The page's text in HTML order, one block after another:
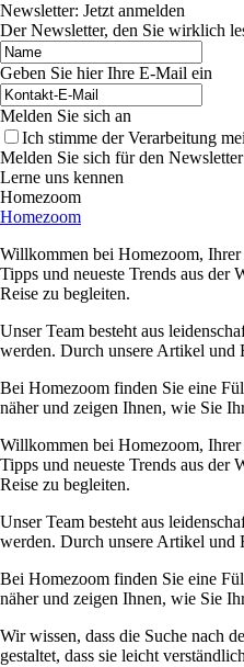
Newsletter: Jetzt anmelden
Der Newsletter, den Sie wirklich
Geben Sie hier Ihre E-Mail ein
Melden Sie sich an
Ich stimme der Verarbeitung
Melden Sie sich für den
Lerne uns kennen
Homezoom
Homezoom
Willkommen bei Homezoom,
Tipps und neueste Trends aus
Reise zu begleiten.
Unser Team besteht aus
werden. Durch unsere Artikel und
Bei Homezoom finden Sie eine
näher und zeigen Ihnen, wie Sie
Willkommen bei Homezoom,
Tipps und neueste Trends aus
Reise zu begleiten.
Unser Team besteht aus
werden. Durch unsere Artikel und
Bei Homezoom finden Sie eine
näher und zeigen Ihnen, wie Sie
Wir wissen, dass die Suche nach
gestaltet, dass sie leicht